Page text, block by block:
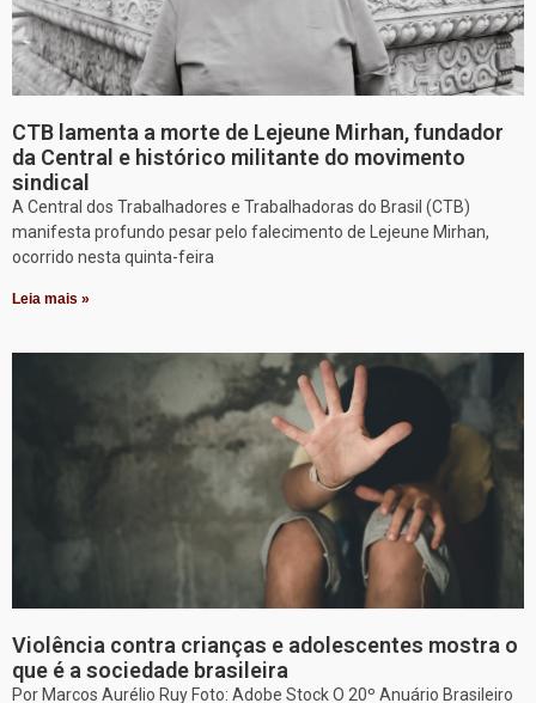
CTB lamenta a morte de Lejeune Mirhan, fundador
da Central e histórico militante do movimento
sindical
A Central dos Trabalhadores e Trabalhadoras do Brasil (CTB)
manifesta profundo pesar pelo falecimento de Lejeune Mirhan,
ocorrido nesta quinta-feira
Leia mais »
Violência contra crianças e adolescentes mostra o
que é a sociedade brasileira
Por Marcos Aurélio Ruy Foto: Adobe Stock O 20º Anuário Brasileiro